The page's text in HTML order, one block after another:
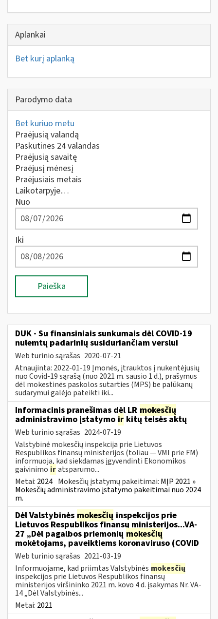
Aplankai
Bet kurį aplanką
Parodymo data
Bet kuriuo metu
Praėjusią valandą
Paskutines 24 valandas
Praėjusią savaitę
Praėjusį mėnesį
Praėjusiais metais
Laikotarpyje…
Nuo
Iki
Paieška
DUK - Su finansiniais sunkumais dėl COVID-19
nulemtų padarinių susiduriančiam verslui
Web turinio sąrašas 2020-07-21
Atnaujinta: 2022-01-19 Įmonės, įtrauktos į nukentėjusių
nuo Covid-19 sąrašą (nuo 2021 m. sausio 1 d.), prašymus
dėl mokestinės paskolos sutarties (MPS) be palūkanų
sudarymui galėjo pateikti iki...
Informacinis pranešimas dėl LR mokesčių
administravimo įstatymo ir kitų teisės aktų
Web turinio sąrašas 2024-07-19
Valstybinė mokesčių inspekcija prie Lietuvos
Respublikos finansų ministerijos (toliau — VMI prie FM)
informuoja, kad siekdamas įgyvendinti Ekonomikos
gaivinimo iratsparumo...
Metai: 2024 Mokesčių įstatymų pakeitimai: MĮP 2021 »
Mokesčių administravimo įstatymo pakeitimai nuo 2024
m.
Dėl Valstybinės mokesčių inspekcijos prie
Lietuvos Respublikos finansų ministerijos...VA-
27 „Dėl pagalbos priemonių mokesčių
mokėtojams, paveiktiems koronaviruso (COVID
Web turinio sąrašas 2021-03-19
Informuojame, kad priimtas Valstybinės mokesčių
inspekcijos prie Lietuvos Respublikos finansų
ministerijos viršininko 2021 m. kovo 4 d. įsakymas Nr. VA-
14 „Dėl Valstybinės...
Metai: 2021